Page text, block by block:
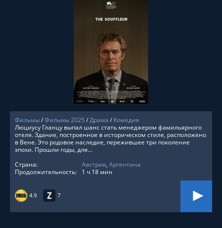
СМОТРЕТЬ ОНЛАЙН
Фильмы/Фильмы 2025 /Драма / Комедия
4.9 7
Люциусу Гланцу выпал шанс стать менеджером фамильярного
отеля. Здание, построенное в историческом стиле, расположено
в Вене. Это родовое наследие, пережившее три поколение
эпохи. Прошли годы, для...
Страна:
Австрия, Аргентина
Продолжительность:
1 ч 18 мин